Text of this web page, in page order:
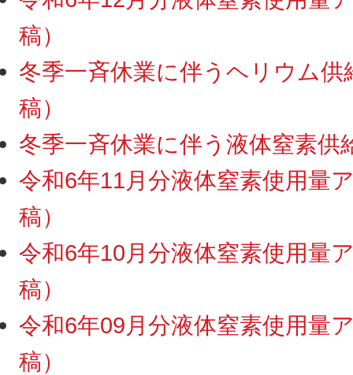
稿）
冬季一斉休業に伴うヘリウム
稿）
冬季一斉休業に伴う液体窒素
令和6年11月分液体窒素使用量
稿）
令和6年10月分液体窒素使用量
稿）
令和6年09月分液体窒素使用量
稿）